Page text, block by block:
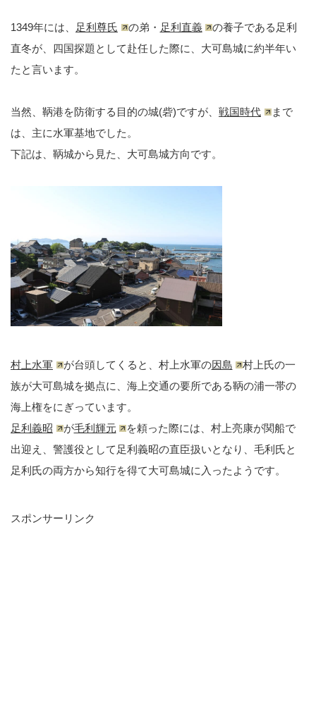
1349年には、 足利尊氏 の弟・ 足利直義
の養子である足利
直冬が、四国探題として赴任した際に、大可島城に約半年い
たと言います。
当然、鞆港を防衛する目的の城(砦)ですが、 戦国時代
まで
は、主に水軍基地でした。
下記は、鞆城から見た、大可島城方向です。
村上水軍 が台頭してくると、村上水軍の因島
村上氏の一
族が大可島城を拠点に、海上交通の要所である鞆の浦一帯の
海上権をにぎっています。
足利義昭
が毛利輝元
を頼った際には、村上亮康が関船で
出迎え、警護役として足利義昭の直臣扱いとなり、毛利氏と
足利氏の両方から知行を得て大可島城に入ったようです。
スポンサーリンク